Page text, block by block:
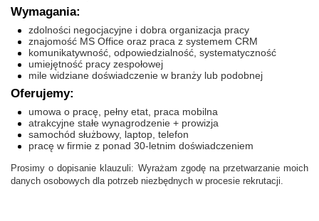
Wymagania:
zdolności negocjacyjne i dobra organizacja pracy
znajomość MS Office oraz praca z systemem CRM
komunikatywność, odpowiedzialność, systematyczność
umiejętność pracy zespołowej
mile widziane doświadczenie w branży lub podobnej
Oferujemy:
umowa o pracę, pełny etat, praca mobilna
atrakcyjne stałe wynagrodzenie + prowizja
samochód służbowy, laptop, telefon
pracę w firmie z ponad 30-letnim doświadczeniem
Prosimy o dopisanie klauzuli: Wyrażam zgodę na przetwarzanie moich
danych osobowych dla potrzeb niezbędnych w procesie rekrutacji.